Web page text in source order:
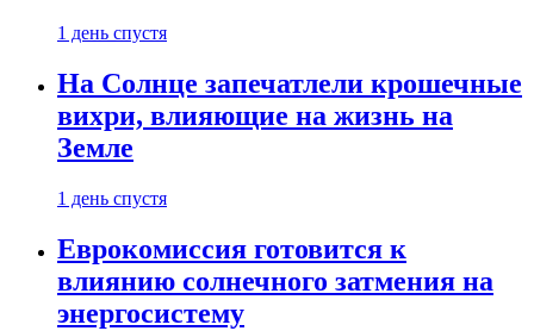
1 день спустя
На Солнце запечатлели крошечные
вихри, влияющие на жизнь на
Земле
1 день спустя
Еврокомиссия готовится к
влиянию солнечного затмения на
энергосистему